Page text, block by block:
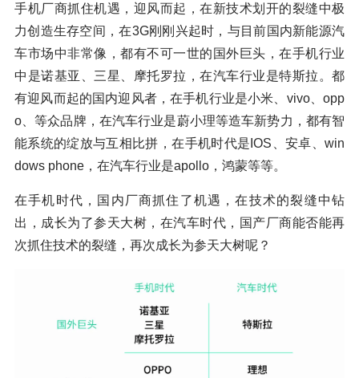
手机厂商抓住机遇，迎风而起，在新技术划开的裂缝中极
力创造生存空间，在3G刚刚兴起时，与目前国内新能源汽
车市场中非常像，都有不可一世的国外巨头，在手机行业
中是诺基亚、三星、摩托罗拉，在汽车行业是特斯拉。都
有迎风而起的国内迎风者，在手机行业是小米、vivo、opp
o、等众品牌，在汽车行业是蔚小理等造车新势力，都有智
能系统的绽放与互相比拼，在手机时代是IOS、安卓、win
dows phone，在汽车行业是apollo，鸿蒙等等。
在手机时代，国内厂商抓住了机遇，在技术的裂缝中钻
出，成长为了参天大树，在汽车时代，国产厂商能否能再
次抓住技术的裂缝，再次成长为参天大树呢？